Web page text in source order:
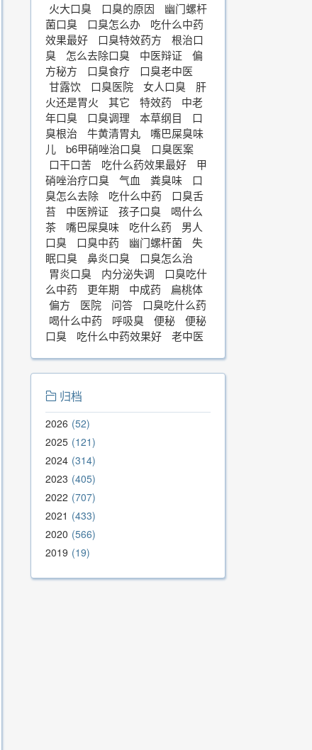
火大口臭 口臭的原因
幽门螺杆
菌口臭
口臭怎么办
吃什么中药
效果最好
口臭特效药方
根治口
臭
怎么去除口臭 中医辩证
偏
方秘方
口臭食疗
口臭老中医
甘露饮
口臭医院 女人口臭
肝
火还是胃火
其它 特效药
中老
年口臭
口臭调理 本草纲目
口
臭根治
牛黄清胃丸
嘴巴屎臭味
儿
b6甲硝唑治口臭
口臭医案
口干口苦
吃什么药效果最好
甲
硝唑治疗口臭
气血 粪臭味
口
臭怎么去除
吃什么中药
口臭舌
苔
中医辨证 孩子口臭
喝什么
茶
嘴巴屎臭味 吃什么药
男人
口臭
口臭中药 幽门螺杆菌
失
眠口臭
鼻炎口臭
口臭怎么治
胃炎口臭
内分泌失调
口臭吃什
么中药
更年期 中成药
扁桃体
偏方
医院 问答
口臭吃什么药
喝什么中药
呼吸臭 便秘
便秘
口臭
吃什么中药效果好 老中医
归档
2026 52
2025 121
2024 314
2023 405
2022 707
2021
433
2020 566
2019 19